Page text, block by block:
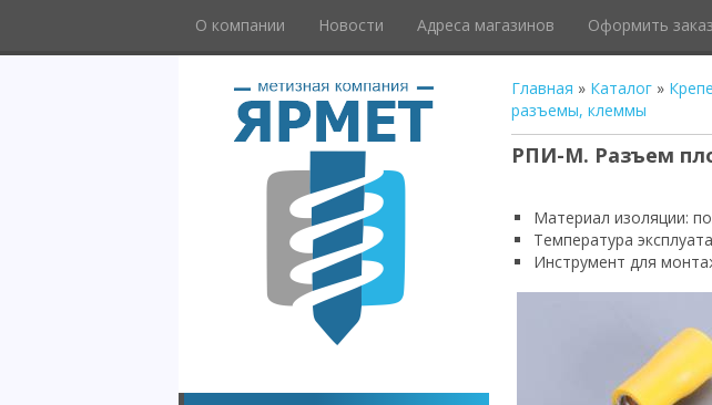
О компании Новости Адреса магазинов Оформить заказ
Главная » Каталог»
разъемы, клеммы
РПИ-М. Разъем
Материал изоляции:
Температура
Инструмент для